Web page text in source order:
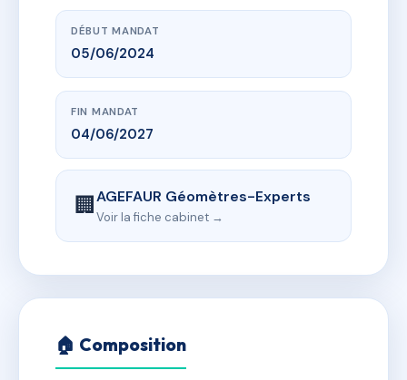
DÉBUT MANDAT
05/06/2024
FIN MANDAT
04/06/2027
🏢AGEFAUR Géomètres-Experts
Voir la fiche cabinet →
🏠 Composition